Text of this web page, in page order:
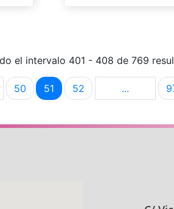
el intervalo 401 - 408 de 769
intermedias Use TAB para
Página
50 Página
51 Página
52 ...Páginas